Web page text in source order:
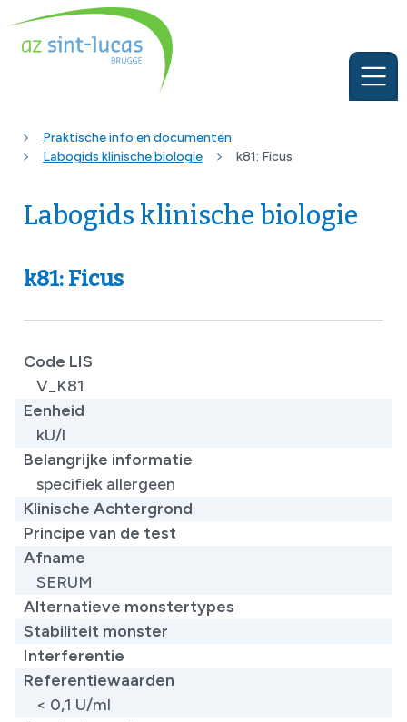
Praktische info en documenten
Labogids klinische biologie
k81: Ficus
Labogids klinische biologie
k81: Ficus
Code LIS
V_K81
Eenheid
kU/l
Belangrijke informatie
specifiek allergeen
Klinische Achtergrond
Principe van de test
Afname
SERUM
Alternatieve monstertypes
Stabiliteit monster
Interferentie
Referentiewaarden
< 0,1 U/ml